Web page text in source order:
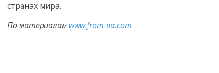
странах мира.
По материалам www.from-ua.com